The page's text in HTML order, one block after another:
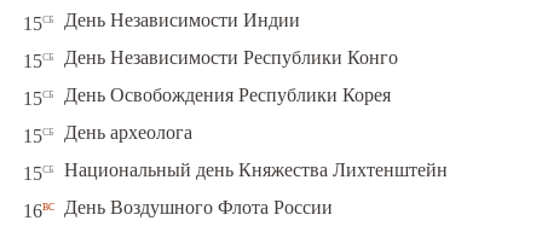
15сб День Независимости Индии
15сб День Независимости Республики Конго
15сб День Освобождения Республики Корея
15сб День археолога
15сб Национальный день Княжества Лихтенштейн
16вс День Воздушного Флота России